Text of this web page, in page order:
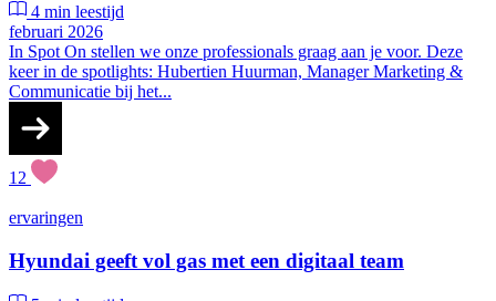
4 min leestijd
februari 2026
In Spot On stellen we onze professionals graag aan je voor. Deze
keer in de spotlights: Hubertien Huurman, Manager Marketing &
Communicatie bij het...
12
ervaringen
Hyundai geeft vol gas met een digitaal team